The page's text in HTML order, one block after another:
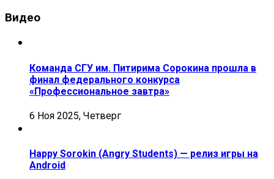
Видео
Команда СГУ им. Питирима Сорокина прошла в
финал федерального конкурса
«Профессиональное завтра»
6 Ноя 2025, Четверг
Happy Sorokin (Angry Students) — релиз игры на
Android